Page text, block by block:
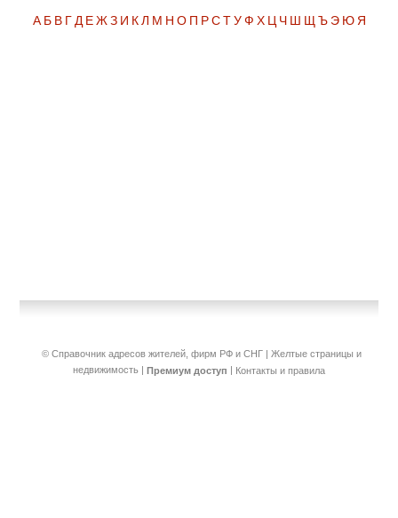
А Б В Г Д Е Ж З И К Л М Н О П Р С Т У Ф Х Ц Ч Ш Щ Ъ Э Ю Я
© Справочник адресов жителей, фирм РФ и СНГ | Желтые страницы и
недвижимость | Премиум доступ | Контакты и правила